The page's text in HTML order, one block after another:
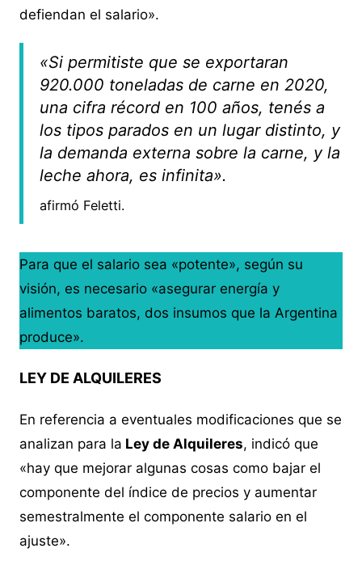
defiendan el salario».
«Si permitiste que se exportaran
920.000 toneladas de carne en 2020,
una cifra récord en 100 años, tenés a
los tipos parados en un lugar distinto, y
la demanda externa sobre la carne, y la
leche ahora, es infinita».
afirmó Feletti.
Para que el salario sea «potente», según su
visión, es necesario «asegurar energía y
alimentos baratos, dos insumos que la Argentina
produce».
LEY DE ALQUILERES
En referencia a eventuales modificaciones que se
analizan para la Ley de Alquileres, indicó que
«hay que mejorar algunas cosas como bajar el
componente del índice de precios y aumentar
semestralmente el componente salario en el
ajuste».